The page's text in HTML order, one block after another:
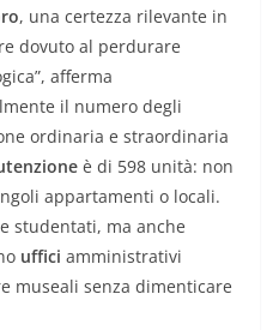
, una certezza rilevante in
dovuto al perdurare
afferma
il numero degli
ordinaria e straordinaria
è di 598 unità: non
appartamenti o locali.
e studentati, ma anche
uffici amministrativi
museali senza dimenticare